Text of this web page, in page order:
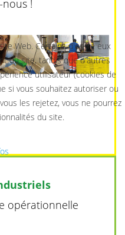
nous !
opérationnelle
Web. Certains d'entre eux
du site, tandis que d'autres
utilisateur (cookies de
si vous souhaitez autoriser ou
les rejetez, vous ne pourrez
du site.